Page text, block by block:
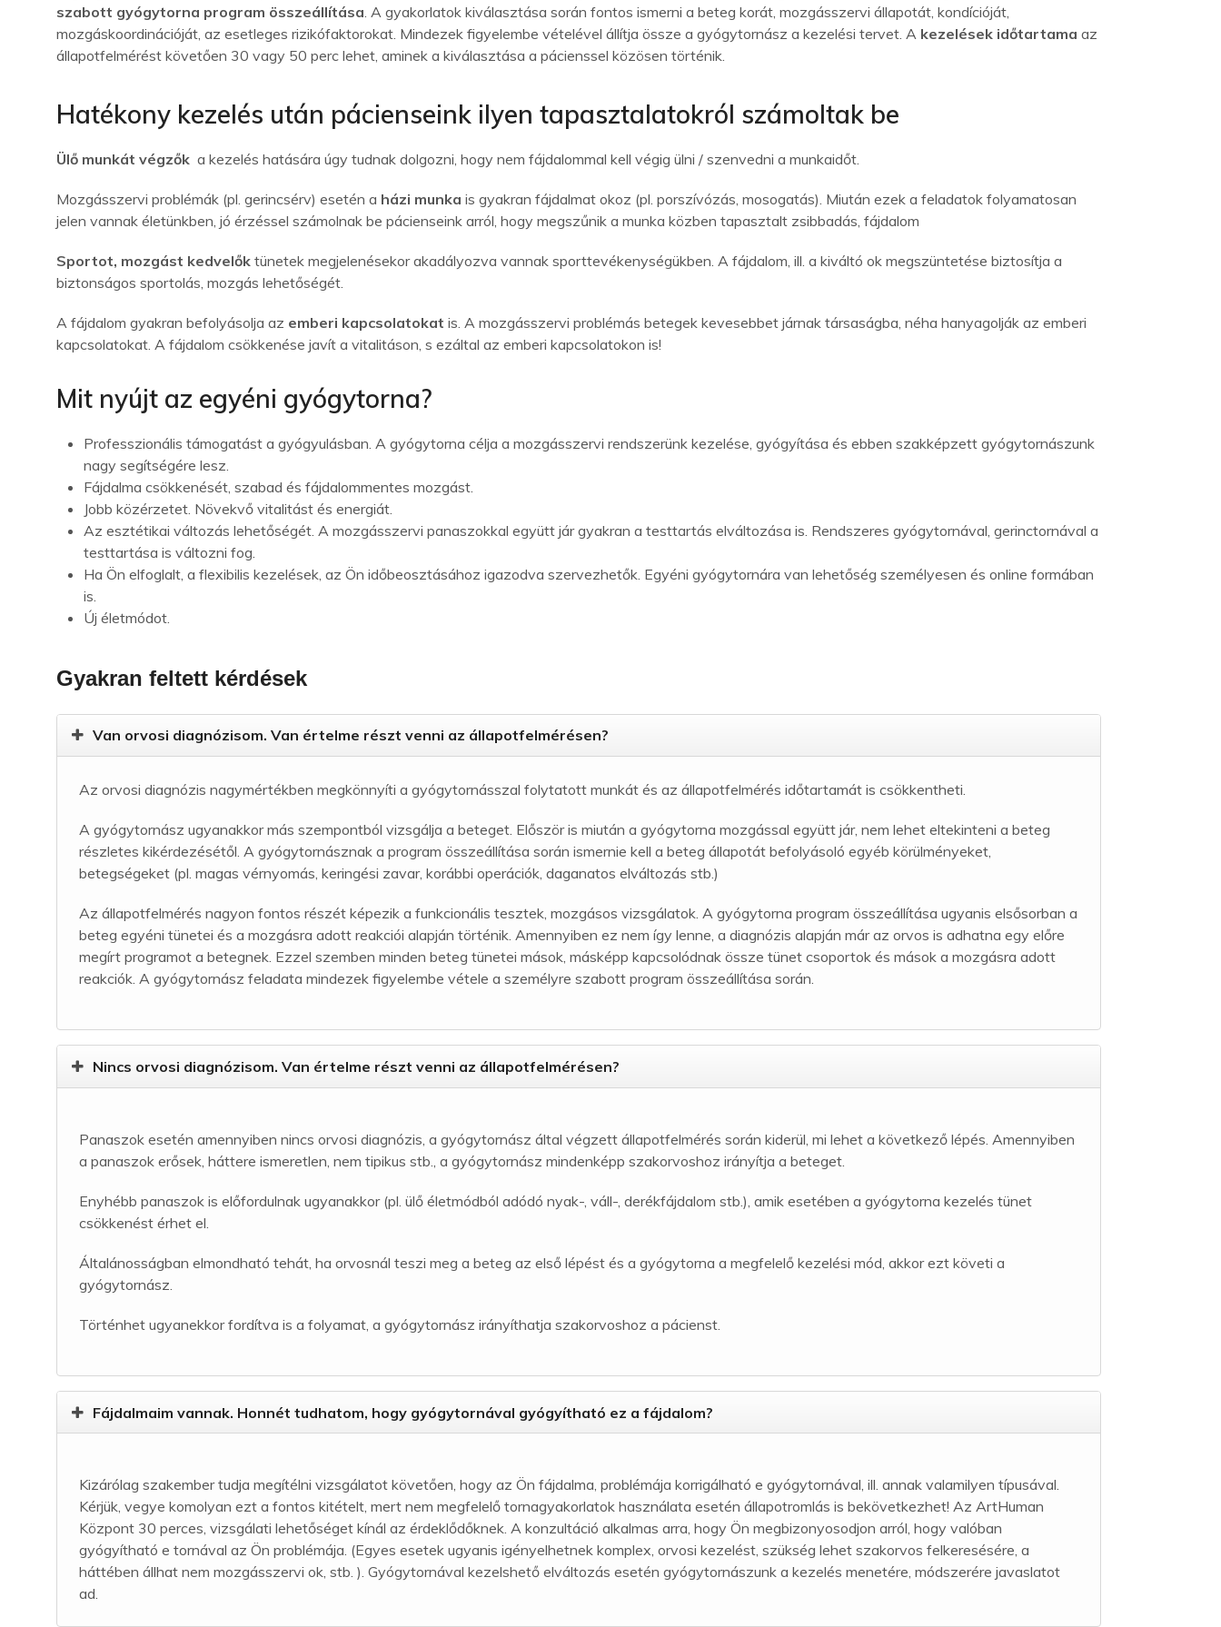
szabott gyógytorna program összeállítása . A gyakorlatok kiválasztása során fontos ismerni a beteg korát, mozgásszervi állapotát, kondícióját,
mozgáskoordinációját, az esetleges rizikófaktorokat. Mindezek figyelembe vételével állítja össze a gyógytornász a kezelési tervet. A kezelések időtartama az
állapotfelmérést követően 30 vagy 50 perc lehet, aminek a kiválasztása a pácienssel közösen történik.
Hatékony kezelés után pácienseink ilyen tapasztalatokról számoltak be
Ülő munkát végzők a kezelés hatására úgy tudnak dolgozni, hogy nem fájdalommal kell végig ülni / szenvedni a munkaidőt.
Mozgásszervi problémák (pl. gerincsérv) esetén a házi munka is gyakran fájdalmat okoz (pl. porszívózás, mosogatás). Miután ezek a feladatok folyamatosan
jelen vannak életünkben, jó érzéssel számolnak be pácienseink arról, hogy megszűnik a munka közben tapasztalt zsibbadás, fájdalom
Sportot, mozgást kedvelők tünetek megjelenésekor akadályozva vannak sporttevékenységükben. A fájdalom, ill. a kiváltó ok megszüntetése biztosítja a
biztonságos sportolás, mozgás lehetőségét.
A fájdalom gyakran befolyásolja az emberi kapcsolatokat is. A mozgásszervi problémás betegek kevesebbet járnak társaságba, néha hanyagolják az emberi
kapcsolatokat. A fájdalom csökkenése javít a vitalitáson, s ezáltal az emberi kapcsolatokon is!
Mit nyújt az egyéni gyógytorna?
Professzionális támogatást a gyógyulásban. A gyógytorna célja a mozgásszervi rendszerünk kezelése, gyógyítása és ebben szakképzett gyógytornászunk
nagy segítségére lesz.
Fájdalma csökkenését, szabad és fájdalommentes mozgást.
Jobb közérzetet. Növekvő vitalitást és energiát.
Az esztétikai változás lehetőségét. A mozgásszervi panaszokkal együtt jár gyakran a testtartás elváltozása is. Rendszeres gyógytornával, gerinctornával a
testtartása is változni fog.
Ha Ön elfoglalt, a flexibilis kezelések, az Ön időbeosztásához igazodva szervezhetők. Egyéni gyógytornára van lehetőség személyesen és online formában
is.
Új életmódot.
Gyakran feltett kérdések
Van orvosi diagnózisom. Van értelme részt venni az állapotfelmérésen?
Az orvosi diagnózis nagymértékben megkönnyíti a gyógytornásszal folytatott munkát és az állapotfelmérés időtartamát is csökkentheti.
A gyógytornász ugyanakkor más szempontból vizsgálja a beteget. Először is miután a gyógytorna mozgással együtt jár, nem lehet eltekinteni a beteg
részletes kikérdezésétől. A gyógytornásznak a program összeállítása során ismernie kell a beteg állapotát befolyásoló egyéb körülményeket,
betegségeket (pl. magas vérnyomás, keringési zavar, korábbi operációk, daganatos elváltozás stb.)
Az állapotfelmérés nagyon fontos részét képezik a funkcionális tesztek, mozgásos vizsgálatok. A gyógytorna program összeállítása ugyanis elsősorban a
beteg egyéni tünetei és a mozgásra adott reakciói alapján történik. Amennyiben ez nem így lenne, a diagnózis alapján már az orvos is adhatna egy előre
megírt programot a betegnek. Ezzel szemben minden beteg tünetei mások, másképp kapcsolódnak össze tünet csoportok és mások a mozgásra adott
reakciók. A gyógytornász feladata mindezek figyelembe vétele a személyre szabott program összeállítása során.
Nincs orvosi diagnózisom. Van értelme részt venni az állapotfelmérésen?
Panaszok esetén amennyiben nincs orvosi diagnózis, a gyógytornász által végzett állapotfelmérés során kiderül, mi lehet a következő lépés. Amennyiben
a panaszok erősek, háttere ismeretlen, nem tipikus stb., a gyógytornász mindenképp szakorvoshoz irányítja a beteget.
Enyhébb panaszok is előfordulnak ugyanakkor (pl. ülő életmódból adódó nyak-, váll-, derékfájdalom stb.), amik esetében a gyógytorna kezelés tünet
csökkenést érhet el.
Általánosságban elmondható tehát, ha orvosnál teszi meg a beteg az első lépést és a gyógytorna a megfelelő kezelési mód, akkor ezt követi a
gyógytornász.
Történhet ugyanekkor fordítva is a folyamat, a gyógytornász irányíthatja szakorvoshoz a pácienst.
Fájdalmaim vannak. Honnét tudhatom, hogy gyógytornával gyógyítható ez a fájdalom?
Kizárólag szakember tudja megítélni vizsgálatot követően, hogy az Ön fájdalma, problémája korrigálható e gyógytornával, ill. annak valamilyen típusával.
Kérjük, vegye komolyan ezt a fontos kitételt, mert nem megfelelő tornagyakorlatok használata esetén állapotromlás is bekövetkezhet! Az ArtHuman
Központ 30 perces, vizsgálati lehetőséget kínál az érdeklődőknek. A konzultáció alkalmas arra, hogy Ön megbizonyosodjon arról, hogy valóban
gyógyítható e tornával az Ön problémája. (Egyes esetek ugyanis igényelhetnek komplex, orvosi kezelést, szükség lehet szakorvos felkeresésére, a
háttében állhat nem mozgásszervi ok, stb. ). Gyógytornával kezelshető elváltozás esetén gyógytornászunk a kezelés menetére, módszerére javaslatot
ad.